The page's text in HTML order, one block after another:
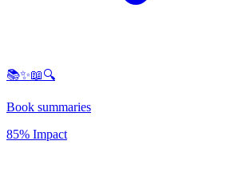
📚✨📖🔍
Book summaries
85% Impact